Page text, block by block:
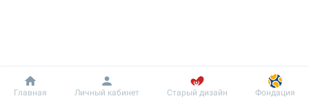
Добробут Информация Пациенту
Главная Личный кабинет Старый дизайн Фондация